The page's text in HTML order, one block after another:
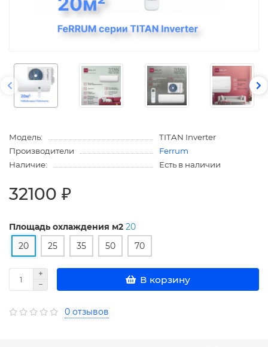
Модель:
TITAN Inverter
Производители
Ferrum
Наличие:
Есть в наличии
32100 ₽
Площадь охлаждения м2 20
20
25 35 50 70
В корзину
0 отзывов